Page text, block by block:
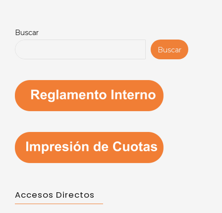
Buscar
Buscar
Accesos Directos